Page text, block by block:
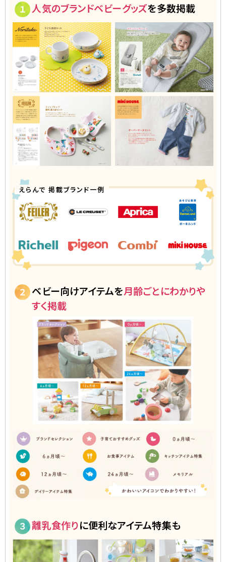
1
人気のブランドベビーグッズを多数掲載
えらんで 掲載ブランド一例
2
ベビー向けアイテムを月齢ごとにわかりや
すく掲載
3
離乳食作りに便利なアイテム特集も